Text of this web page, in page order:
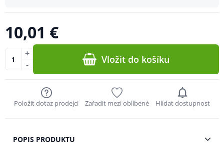
10,01 €
-
+ Vložit do košíku
Položit dotaz prodejci Zařadit mezi oblíbené Hlídat dostupnost
POPIS PRODUKTU